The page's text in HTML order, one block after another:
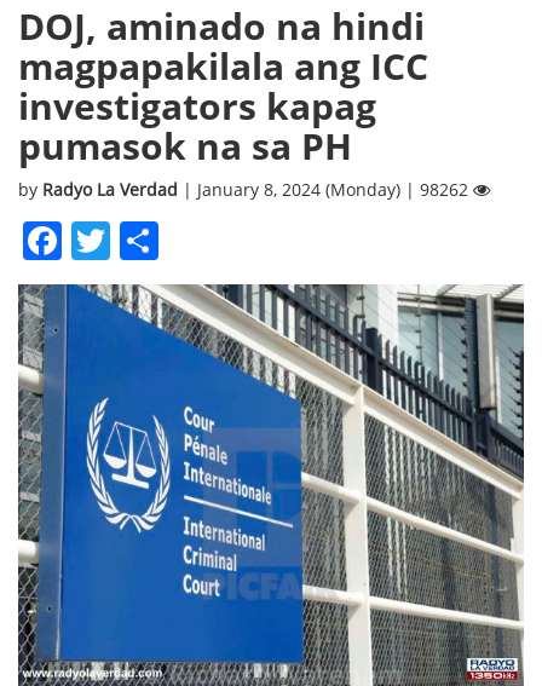
DOJ, aminado na hindi
magpapakilala ang ICC
investigators kapag
pumasok na sa PH
by Radyo La Verdad | January 8, 2024 (Monday) | 98262
Facebook
Twitter